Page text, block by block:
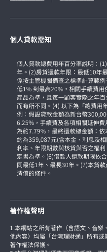
個人貸款需知
個人貸款總費用年百分率說明：
年。(2)房貸還款年限：最低10年
係按主管機關備查之標準計算範
低1% 到最高20%，相關手續費
產品為準，且每一顧客實際之年
而有所不同。(4) 以下為「總費用
例：假設貸款金額為新台幣
6.25%，手續費及各項相關延伸
為約7.79%，最終還款總金額：
約為359,087元(含本金、利息及
利率、年限期數與核貸與否之權
定書為準。(6)借款人還款期限依
同最低1年、最長30年。(7)本貸
清償的條件。
著作權聲明
1.本網站之所有著作（含語文、音
他內容）均屬「台灣理財通」所有
著作權法保護。